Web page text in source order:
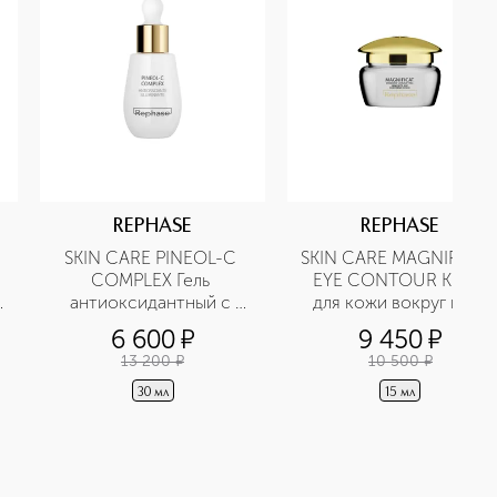
REPHASE
SKIN CARE PINEOL-C
COMPLEX Гель
антиоксидантный с
витамином С
6 600¤
13 200 ¤
30 мл
REPHASE
SKIN CARE MAGNIFICAT
EYE CONTOUR Крем
для кожи вокруг глаз
антивозрастной
9 450¤
10 500 ¤
15 мл